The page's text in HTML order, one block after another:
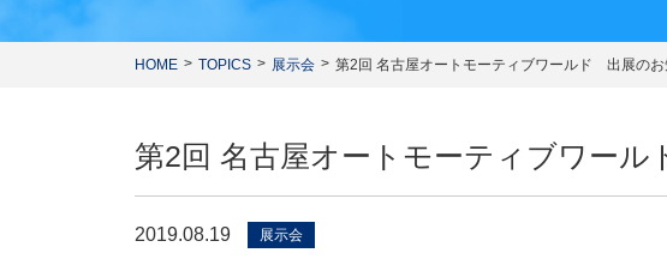
HOME TOPICS 展示会 第2回 名古屋オートモーティブワールド 出展のお
第2回 名古屋オートモーティブワー
2019.08.19 展示会